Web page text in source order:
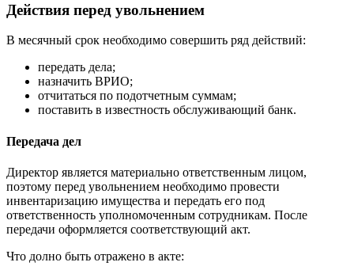
Действия перед увольнением
В месячный срок необходимо совершить ряд действий:
передать дела;
назначить ВРИО;
отчитаться по подотчетным суммам;
поставить в известность обслуживающий банк.
Передача дел
Директор является материально ответственным лицом,
поэтому перед увольнением необходимо провести
инвентаризацию имущества и передать его под
ответственность уполномоченным сотрудникам. После
передачи оформляется соответствующий акт.
Что долно быть отражено в акте: